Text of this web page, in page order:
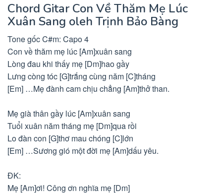
Chord Gitar Con Về Thăm Mẹ Lúc
Xuân Sang oleh Trịnh Bảo Bàng
Tone gốc C#m: Capo 4
Con về thăm mẹ lúc [Am]xuân sang
Lòng đau khi thấy mẹ [Dm]hao gầy
Lưng còng tóc [G]trắng cùng năm [C]tháng
[Em] …Mẹ đành cam chịu chẳng [Am]thở than.
Mẹ già thân gầy lúc [Am]xuân sang
Tuổi xuân năm tháng mẹ [Dm]qua rồi
Lo đàn con [G]thơ mau chóng [C]lớn
[Em] …Sương gió một đời mẹ [Am]dấu yêu.
ĐK:
Mẹ [Am]ơi! Công ơn nghĩa mẹ [Dm]